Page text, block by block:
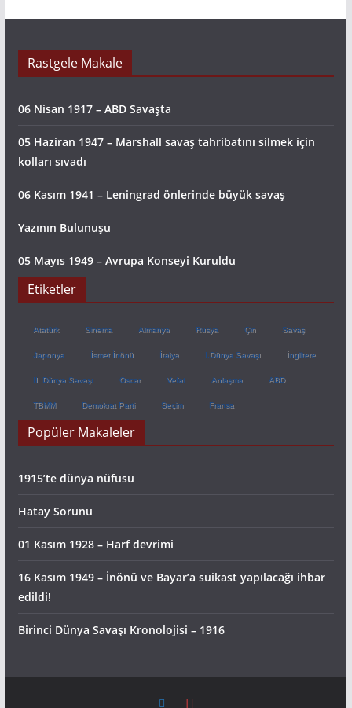
Rastgele Makale
06 Nisan 1917 – ABD Savaşta
05 Haziran 1947 – Marshall savaş tahribatını silmek için
kolları sıvadı
06 Kasım 1941 – Leningrad önlerinde büyük savaş
Yazının Bulunuşu
05 Mayıs 1949 – Avrupa Konseyi Kuruldu
Etiketler
Atatürk Sinema Almanya Rusya Çin Savaş
Japonya İsmet İnönü İtalya I.Dünya Savaşı İngiltere
II. Dünya Savaşı Oscar Vefat Anlaşma ABD
TBMM Demokrat Parti Seçim Fransa
Popüler Makaleler
1915’te dünya nüfusu
Hatay Sorunu
01 Kasım 1928 – Harf devrimi
16 Kasım 1949 – İnönü ve Bayar’a suikast yapılacağı ihbar
edildi!
Birinci Dünya Savaşı Kronolojisi – 1916